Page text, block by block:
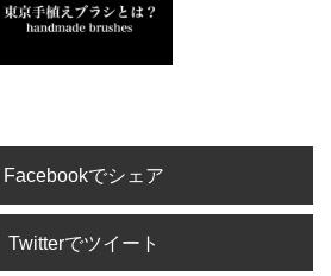
Facebookでシェア
Twitterでツイート